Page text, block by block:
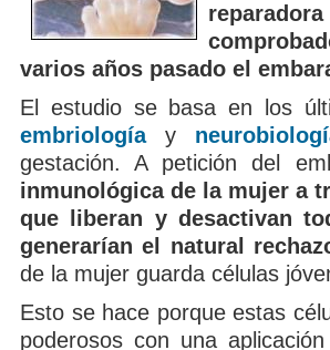
varios años pasado el
El estudio se basa en los
embriologíay
gestación. A petición del
inmunológica de la mujer a
que liberan y desactivan
generarían el natural
de la mujer guarda células
Esto se hace porque estas
poderosos con una